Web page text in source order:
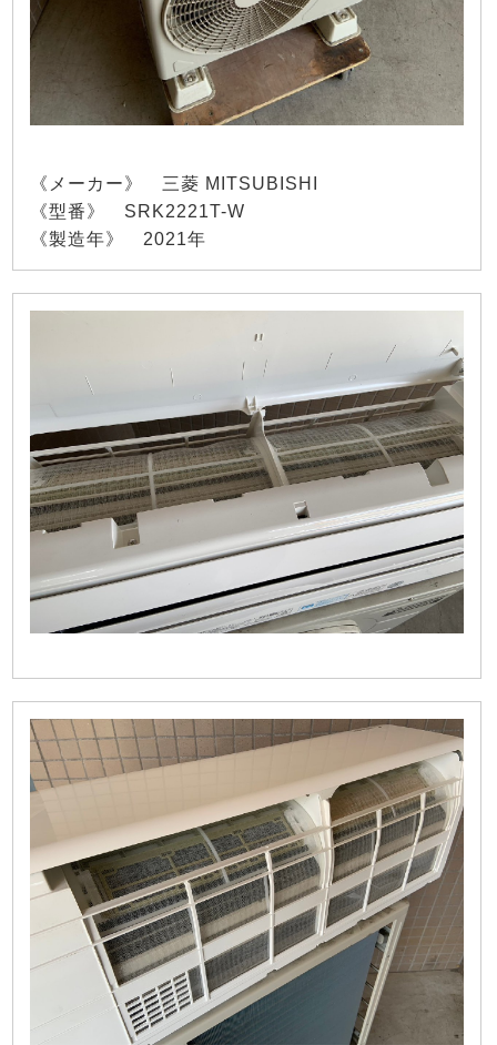
《メーカー》 三菱 MITSUBISHI
《型番》 SRK2221T-W
《製造年》 2021年